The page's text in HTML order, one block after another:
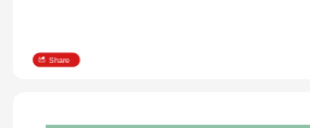
Share